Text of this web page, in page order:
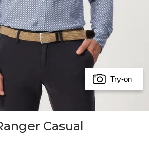
Casual
Try-on